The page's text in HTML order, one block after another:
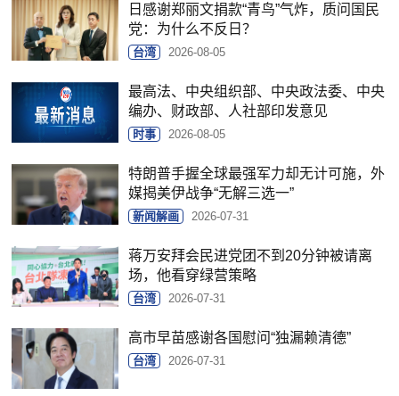
日感谢郑丽文捐款“青鸟”气炸，质问国民
党：为什么不反日？
台湾 2026-08-05
最高法、中央组织部、中央政法委、中央
编办、财政部、人社部印发意见
时事 2026-08-05
特朗普手握全球最强军力却无计可施，外
媒揭美伊战争“无解三选一”
新闻解画 2026-07-31
蒋万安拜会民进党团不到20分钟被请离
场，他看穿绿营策略
台湾 2026-07-31
高市早苗感谢各国慰问“独漏赖清德”
台湾 2026-07-31